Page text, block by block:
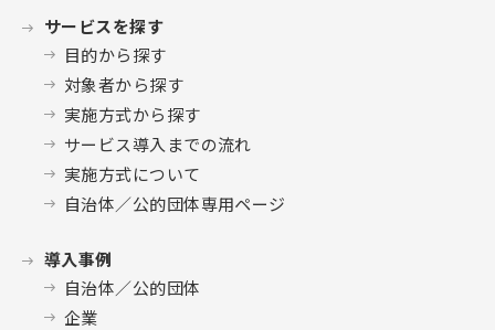
サービスを探す
目的から探す
対象者から探す
実施方式から探す
サービス導入までの流れ
実施方式について
自治体／公的団体専用ページ
導入事例
自治体／公的団体
企業